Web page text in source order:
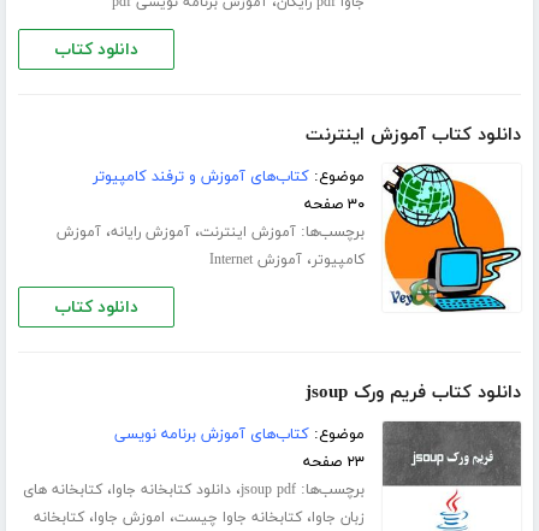
دانلود کتاب
دانلود کتاب آموزش اینترنت
موضوع:کتاب‌های آموزش و ترفند کامپیوتر
۳۰ صفحه
برچسب‌ها:آموزش اینترنت،آموزش رایانه،آموزش
کامپیوتر،آموزش Internet
دانلود کتاب
دانلود کتاب فریم ورک jsoup
موضوع:کتاب‌های آموزش برنامه نویسی
۲۳ صفحه
برچسب‌ها:jsoup pdf،دانلود کتابخانه جاوا،کتابخانه های
زبان جاوا،کتابخانه جاوا چیست، اموزش جاوا،کتابخانه